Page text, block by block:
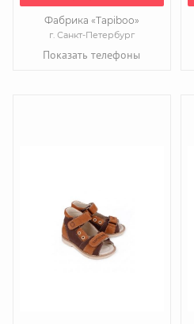
Фабрика «Tapiboo»
г. Санкт-Петербург
Показать телефоны